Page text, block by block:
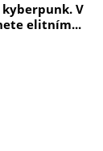
V
elitním...